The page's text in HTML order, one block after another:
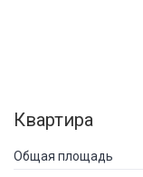
Квартира
Общая площадь